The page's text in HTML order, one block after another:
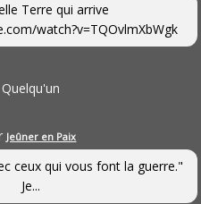
Terre qui arrive
watch?v=TQOvlmXbWgk
Quelqu'un
Jeûner en Paix
ceux qui vous font la guerre."
Je...